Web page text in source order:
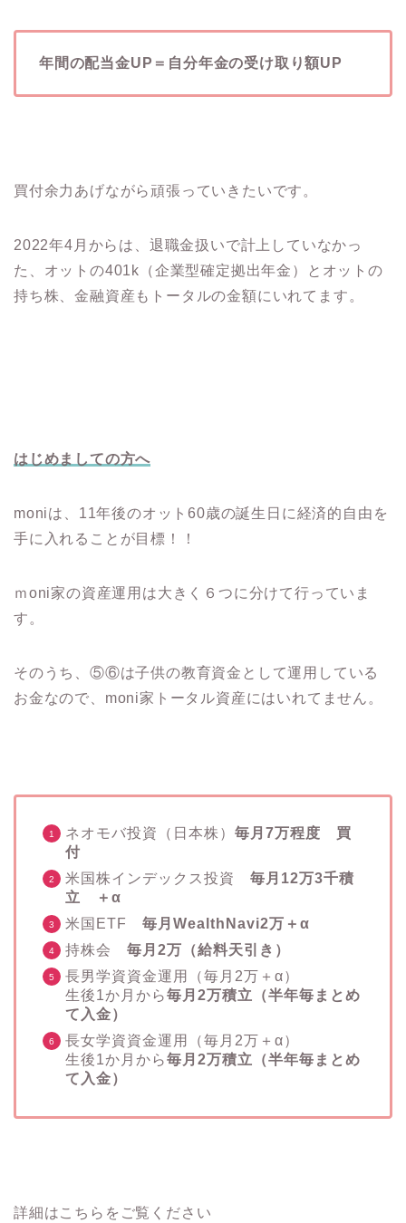
年間の配当金UP＝自分年金の受け取り額UP
買付余力あげながら頑張っていきたいです。
2022年4月からは、退職金扱いで計上していなかっ
た、オットの401k（企業型確定拠出年金）とオットの
持ち株、金融資産もトータルの金額にいれてます。
はじめましての方へ
moniは、11年後のオット60歳の誕生日に経済的自由を
手に入れることが目標！！
ｍoni家の資産運用は大きく６つに分けて行っていま
す。
そのうち、⑤⑥は子供の教育資金として運用している
お金なので、moni家トータル資産にはいれてません。
ネオモバ投資（日本株） 毎月7万程度 買
付
米国株インデックス投資 毎月12万3千積
立 ＋α
米国ETF 毎月WealthNavi2万＋α
持株会 毎月2万（給料天引き）
長男学資資金運用（毎月2万＋α）
生後1か月から毎月2万積立（半年毎まとめ
て入金）
長女学資資金運用（毎月2万＋α）
生後1か月から毎月2万積立（半年毎まとめ
て入金）
詳細はこちらをご覧ください